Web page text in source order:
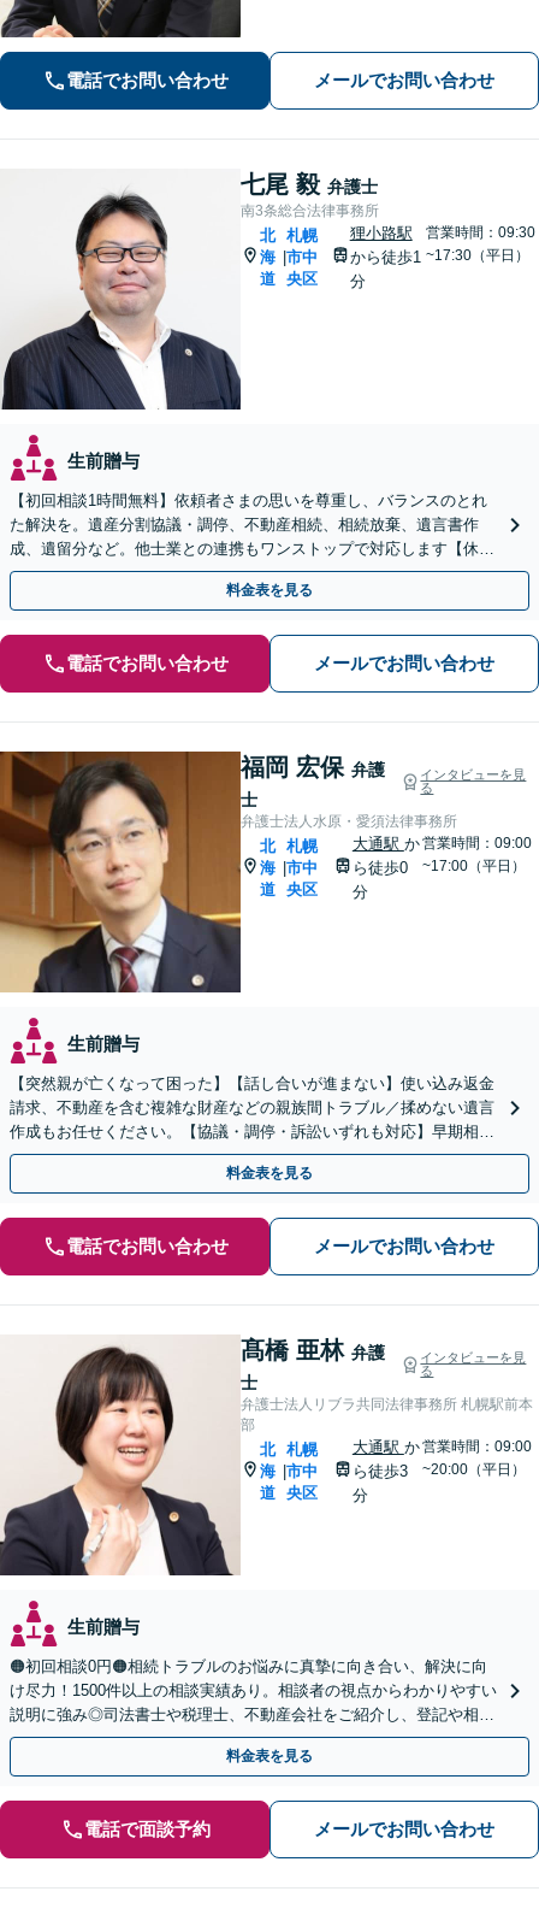
経験あり。【バスセンター前駅3番出口
徒歩1分】
電話でお問い合わせ メールでお問い合わせ
七尾 毅 弁護士
南3条総合法律事務所
北
海
道
札幌
市中
央区
狸小路駅
から徒歩1
分
営業時間：09:30
~17:30（平日）
生前贈与
【初回相談1時間無料】依頼者さまの思いを尊重し、バランスのとれ
た解決を。遺産分割協議・調停、不動産相続、相続放棄、遺言書作
成、遺留分など。他士業との連携もワンストップで対応します【休
日・夜間面談OK】【すすきの駅2分】
料金表を見る
電話でお問い合わせ メールでお問い合わせ
福岡 宏保 弁護
士
インタビューを見
る
弁護士法人水原・愛須法律事務所
北
海
道
|
札幌
市中
央区
大通駅 か
ら徒歩0
分
営業時間：09:00
~17:00（平日）
生前贈与
【突然親が亡くなって困った】【話し合いが進まない】使い込み返金
請求、不動産を含む複雑な財産などの親族間トラブル／揉めない遺言
作成もお任せください。【協議・調停・訴訟いずれも対応】早期相談
で早期解決を！【地下鉄大通駅から直結ビル】
料金表を見る
電話でお問い合わせ メールでお問い合わせ
髙橋 亜林 弁護
士
インタビューを見
る
弁護士法人リブラ共同法律事務所 札幌駅前本
部
北
海
道
|
札幌
市中
央区
大通駅 か
ら徒歩3
分
営業時間：09:00
~20:00（平日）
生前贈与
🟠初回相談0円🟠相続トラブルのお悩みに真摯に向き合い、解決に向
け尽力！1500件以上の相談実績あり。相談者の視点からわかりやすい
説明に強み◎司法書士や税理士、不動産会社をご紹介し、登記や相続
税の申告までワンストップで対応【夜間相談可】
料金表を見る
電話で面談予約 メールでお問い合わせ